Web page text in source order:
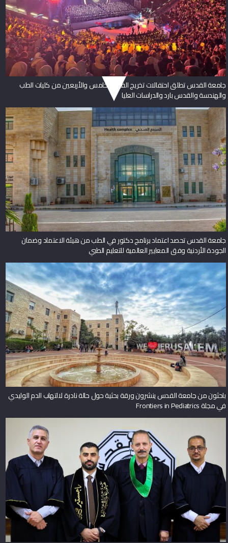
جامعة القدس تطلق احتفالات تخريج الفوج الخامس والأربعين من كليات الطب
والهندسة والقدس بارد والدراسات العليا
جامعة القدس تحصد اعتماد برنامج دكتور في الطب من هيئة الاعتماد وضمان
الجودة الأردنية وفق المعايير العالمية للتعليم الطبي
باحثون من جامعة القدس ينشرون ورقة بحثية حول حالة نادرة لالتهاب الدم الوليدي
في مجلة Frontiers in Pediatrics